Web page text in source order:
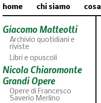
home chi siamo
Giacomo Matteotti
Archivio quotidiani e
riviste
Libri e opuscoli
Nicola Chiaromonte
Grandi Opere
Opere di Francesco
Saverio Merlino